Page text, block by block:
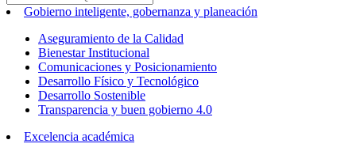
Gobierno inteligente, gobernanza y planeación
Aseguramiento de la Calidad
Bienestar Institucional
Comunicaciones y Posicionamiento
Desarrollo Físico y Tecnológico
Desarrollo Sostenible
Transparencia y buen gobierno 4.0
Excelencia académica